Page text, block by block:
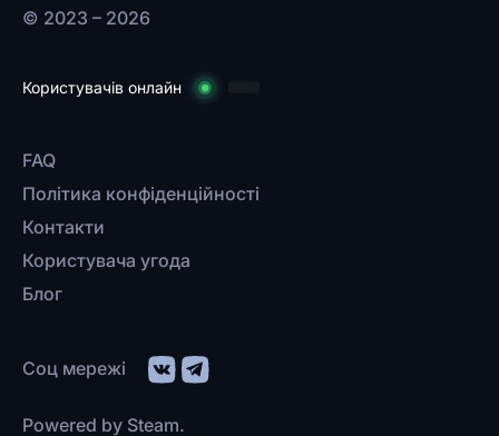
© 2023 – 2026
Користувачів онлайн
FAQ
Політика конфіденційності
Контакти
Користувача угода
Блог
Соц мережі
Powered by Steam.